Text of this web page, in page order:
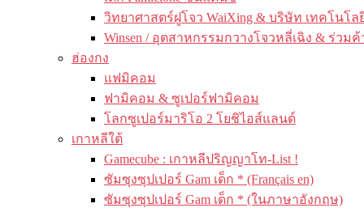
วิทยาศาสตร์ฝูโจว WaiXing & บริษัท เทคโนโล
Winsen / อุตสาหกรรมกวางโจวหลี่เฉิง & ร่วมค้
ฮ่องกง
แฟมิคอม
ฟามิคอม & ซูเปอร์ฟามิคอม
โลกซูเปอร์มาริโอ 2 โยชิไอส์แลนด์
เกาหลีใต้
Gamecube : เกาหลีปริญญาโท-List !
ซัมซุงซุปเปอร์ Gam เด็ก * (Français en)
ซัมซุงซุปเปอร์ Gam เด็ก * (ในภาษาอังกฤษ)